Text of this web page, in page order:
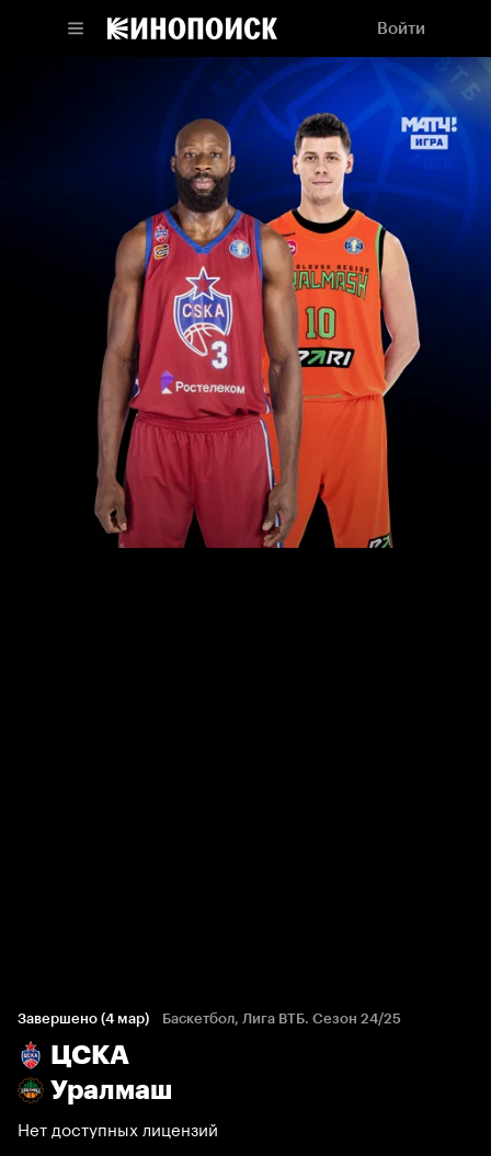
Войти
Завершено (4 мар) Баскетбол, Лига ВТБ. Сезон 24/25
ЦСКА
Уралмаш
Нет доступных лицензий